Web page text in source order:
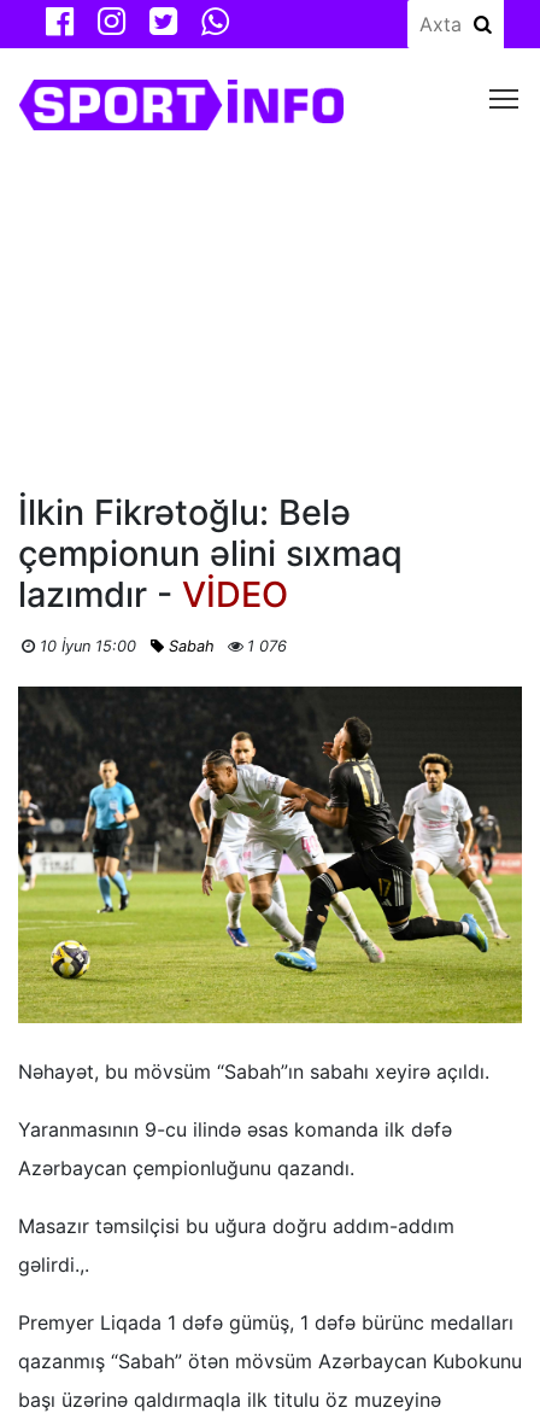
İlkin Fikrətoğlu: Belə
çempionun əlini sıxmaq
lazımdır - VİDEO
10 İyun 15:00 Sabah 1 076
Nəhayət, bu mövsüm “Sabah”ın sabahı xeyirə açıldı.
Yaranmasının 9-cu ilində əsas komanda ilk dəfə
Azərbaycan çempionluğunu qazandı.
Masazır təmsilçisi bu uğura doğru addım-addım
gəlirdi.,.
Premyer Liqada 1 dəfə gümüş, 1 dəfə bürünc medalları
qazanmış “Sabah” ötən mövsüm Azərbaycan Kubokunu
başı üzərinə qaldırmaqla ilk titulu öz muzeyinə